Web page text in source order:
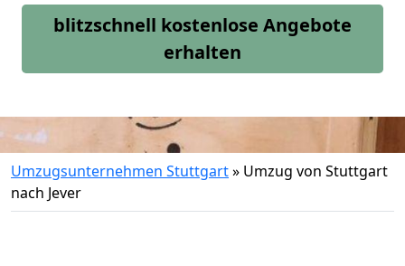
blitzschnell kostenlose Angebote
erhalten
Umzugsunternehmen Stuttgart» Umzug von Stuttgart
nach Jever